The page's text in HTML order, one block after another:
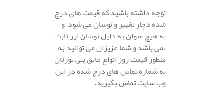
توجه داشته باشید که قیمت های درج
شده دچار تغییر و نوسان می شود و
به هیچ عنوان به دلیل نوسان ارز ثابت
نمی باشد و شما عزیزان می توانید به
منظور قیمت روز انواع عایق پلی یورتان
به شماره تماس های درج شده در این
وب سایت تماس بگیرید.